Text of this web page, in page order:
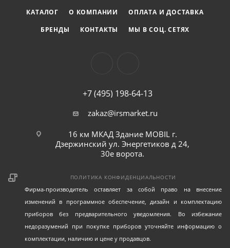
КАТАЛОГ О КОМПАНИИ
ОПЛАТА И ДОСТАВКА
БРЕНДЫ
КОНТАКТЫ МЫ В СОЦ. СЕТЯХ
+7 (495) 198-64-13
zakaz@irsmarket.ru
16 км МКАД Здание MOBIL г.
Дзержинский ул. Энергетиков д 24,
30е ворота.
ПОЛИТИКА КОНФИДЕНЦИАЛЬНОСТИ
Фирма-производитель оставляет за собой право на внесение
изменений в программное обеспечение, дизайн и комплектацию
приборов без предварительного уведомления. Во избежание
недоразумений при покупке приборов уточняйте информацию о
комплектации, наличию и цене у продавцов.